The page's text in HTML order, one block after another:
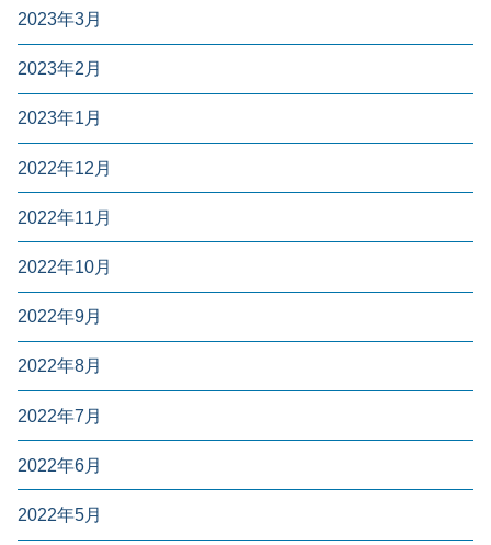
2023年3月
2023年2月
2023年1月
2022年12月
2022年11月
2022年10月
2022年9月
2022年8月
2022年7月
2022年6月
2022年5月